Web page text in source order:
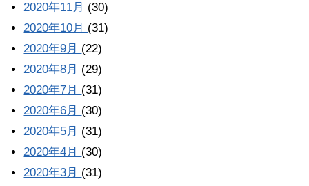
2020年11月 (30)
2020年10月 (31)
2020年9月 (22)
2020年8月 (29)
2020年7月 (31)
2020年6月 (30)
2020年5月 (31)
2020年4月 (30)
2020年3月 (31)